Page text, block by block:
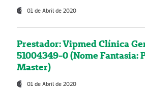
01 de Abril de 2020
Prestador: Vipmed Clínica
51004349-0 (Nome Fantasia:
Master)
01 de Abril de 2020